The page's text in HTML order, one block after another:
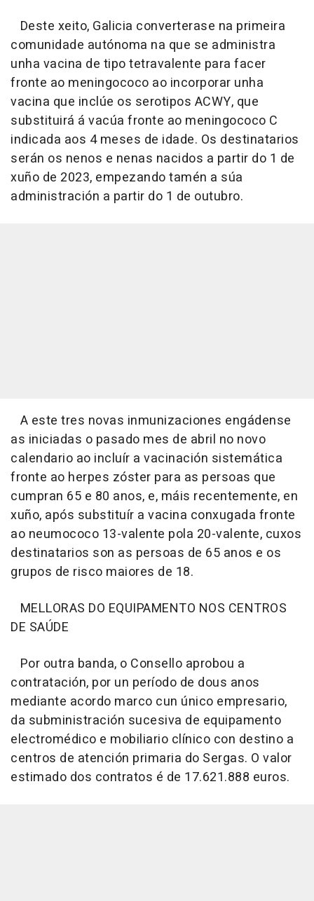
Deste xeito, Galicia converterase na primeira
comunidade autónoma na que se administra
unha vacina de tipo tetravalente para facer
fronte ao meningococo ao incorporar unha
vacina que inclúe os serotipos ACWY, que
substituirá á vacúa fronte ao meningococo C
indicada aos 4 meses de idade. Os destinatarios
serán os nenos e nenas nacidos a partir do 1 de
xuño de 2023, empezando tamén a súa
administración a partir do 1 de outubro.
A este tres novas inmunizaciones engádense
as iniciadas o pasado mes de abril no novo
calendario ao incluír a vacinación sistemática
fronte ao herpes zóster para as persoas que
cumpran 65 e 80 anos, e, máis recentemente, en
xuño, após substituír a vacina conxugada fronte
ao neumococo 13-valente pola 20-valente, cuxos
destinatarios son as persoas de 65 anos e os
grupos de risco maiores de 18.
MELLORAS DO EQUIPAMENTO NOS CENTROS
DE SAÚDE
Por outra banda, o Consello aprobou a
contratación, por un período de dous anos
mediante acordo marco cun único empresario,
da subministración sucesiva de equipamento
electromédico e mobiliario clínico con destino a
centros de atención primaria do Sergas. O valor
estimado dos contratos é de 17.621.888 euros.